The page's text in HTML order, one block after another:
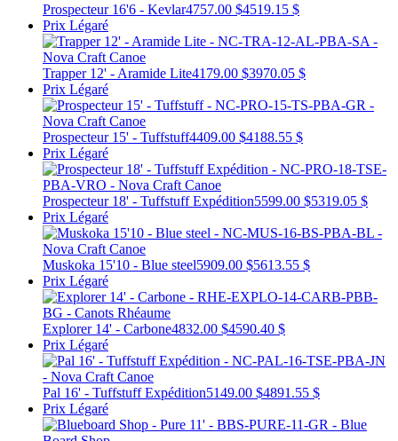
Prospecteur 16'6 - Kevlar4757.00 $4519.15 $
Prix Légaré
Trapper 12' - Aramide Lite4179.00 $3970.05 $
Prix Légaré
Prospecteur 15' - Tuffstuff4409.00 $4188.55 $
Prix Légaré
Prospecteur 18' - Tuffstuff Expédition5599.00 $5319.05 $
Prix Légaré
Muskoka 15'10 - Blue steel5909.00 $5613.55 $
Prix Légaré
Explorer 14' - Carbone4832.00 $4590.40 $
Prix Légaré
Pal 16' - Tuffstuff Expédition5149.00 $4891.55 $
Prix Légaré